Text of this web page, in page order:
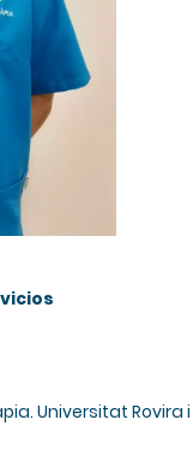
Universitat Rovira i